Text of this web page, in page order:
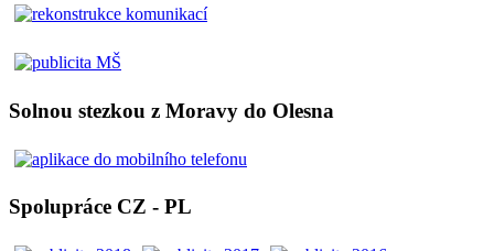
Solnou stezkou z Moravy do Olesna
Spolupráce CZ - PL